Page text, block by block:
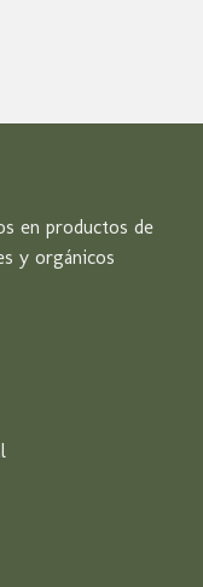
en productos de
y orgánicos